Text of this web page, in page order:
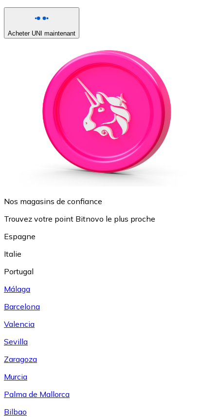
Acheter UNI maintenant
Nos magasins de confiance
Trouvez votre point Bitnovo le plus proche
Espagne
Italie
Portugal
Málaga
Barcelona
Valencia
Sevilla
Zaragoza
Murcia
Palma de Mallorca
Bilbao